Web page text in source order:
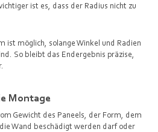
ist es, dass der Radius nicht zu
ist möglich, solange Winkel und Radien
So bleibt das Endergebnis präzise,
Montage
Gewicht des Paneels, der Form, dem
Wand beschädigt werden darf oder